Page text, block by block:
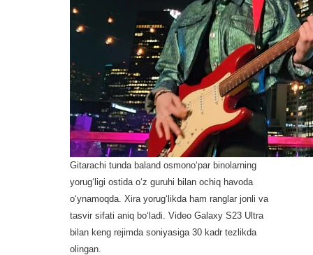
Gitarachi tunda baland osmono‘par binolarning
yorug‘ligi ostida o‘z guruhi bilan ochiq havoda
o‘ynamoqda. Xira yorug‘likda ham ranglar jonli va
tasvir sifati aniq bo‘ladi. Video Galaxy S23 Ultra
bilan keng rejimda soniyasiga 30 kadr tezlikda
olingan.